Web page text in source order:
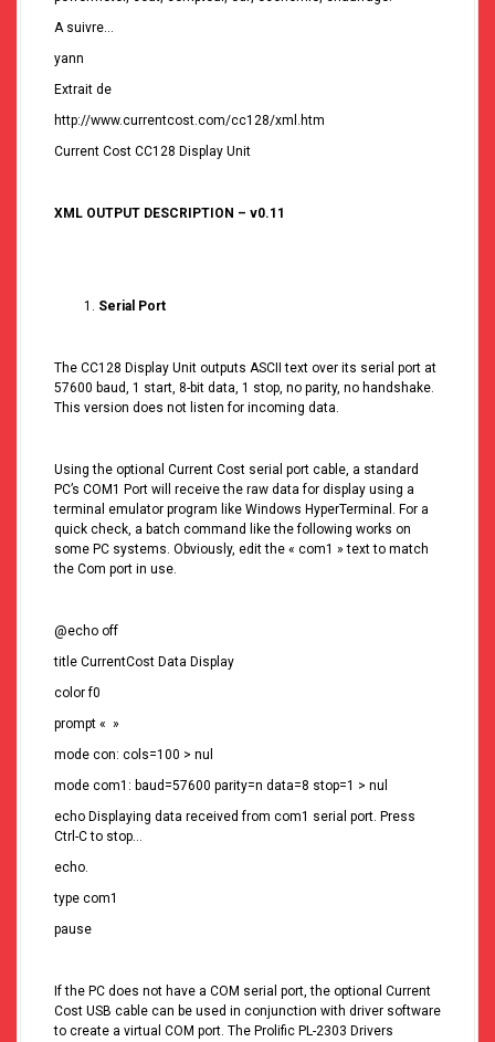
A suivre…
yann
Extrait de
http://www.currentcost.com/cc128/xml.htm
Current Cost CC128 Display Unit
XML OUTPUT DESCRIPTION – v0.11
Serial Port
The CC128 Display Unit outputs ASCII text over its serial port at
57600 baud, 1 start, 8-bit data, 1 stop, no parity, no handshake.
This version does not listen for incoming data.
Using the optional Current Cost serial port cable, a standard
PC’s COM1 Port will receive the raw data for display using a
terminal emulator program like Windows HyperTerminal. For a
quick check, a batch command like the following works on
some PC systems. Obviously, edit the « com1 » text to match
the Com port in use.
@echo off
title CurrentCost Data Display
color f0
prompt « »
mode con: cols=100 > nul
mode com1: baud=57600 parity=n data=8 stop=1 > nul
echo Displaying data received from com1 serial port. Press
Ctrl-C to stop…
echo.
type com1
pause
If the PC does not have a COM serial port, the optional Current
Cost USB cable can be used in conjunction with driver software
to create a virtual COM port. The Prolific PL-2303 Drivers